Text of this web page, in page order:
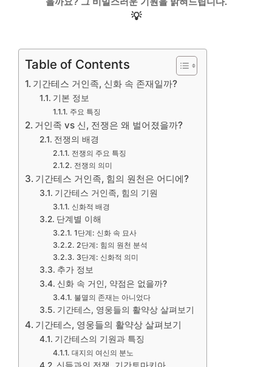
💡
Table of Contents
기간테스 거인족, 신화 속 존재일까?
기본 정보
주요 특징
거인족 vs 신, 전쟁은 왜 벌어졌을까?
전쟁의 배경
전쟁의 주요 특징
전쟁의 의미
기간테스 거인족, 힘의 원천은 어디에?
기간테스 거인족, 힘의 기원
신화적 배경
단계별 이해
1단계: 신화 속 묘사
2단계: 힘의 원천 분석
3단계: 신화적 의미
추가 정보
신화 속 거인, 약점은 없을까?
불멸의 존재는 아니었다
기간테스, 영웅들의 활약상 살펴보기
기간테스, 영웅들의 활약상 살펴보기
기간테스의 기원과 특징
대지의 여신의 분노